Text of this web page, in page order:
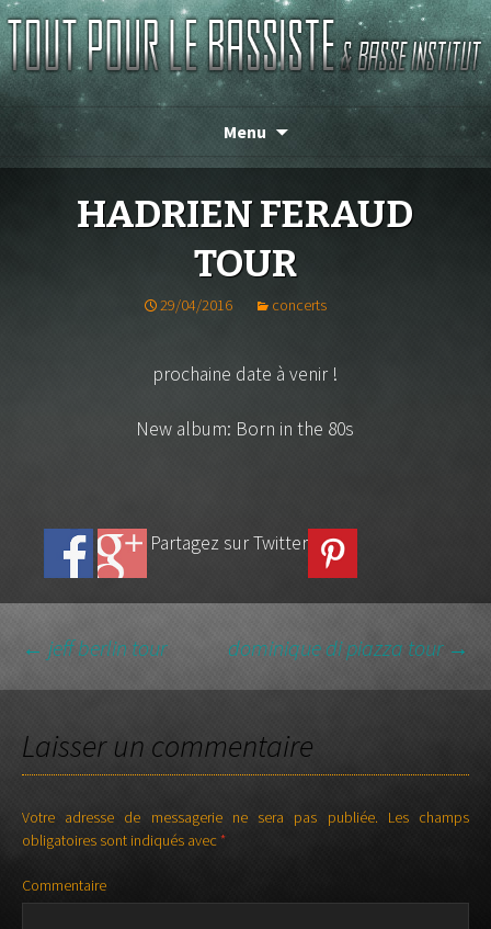
TOUT POUR LE BASSISTE
de basse depuis 1986 !
Menu
HADRIEN FERAUD
TOUR
29/04/2016 concerts
prochaine date à venir !
New album: Born in the 80s
Partagez sur Twitter
NAVIGATION DES
ARTICLES
← jeff berlin tour dominique di piazza tour →
Laisser un commentaire
Votre adresse de messagerie ne sera pas publiée. Les champs
obligatoires sont indiqués avec*
Commentaire